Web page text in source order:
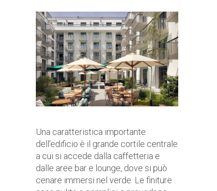
Una caratteristica importante
dell’edificio è il grande cortile centrale
a cui si accede dalla caffetteria e
dalle aree bar e lounge, dove si può
cenare immersi nel verde. Le finiture